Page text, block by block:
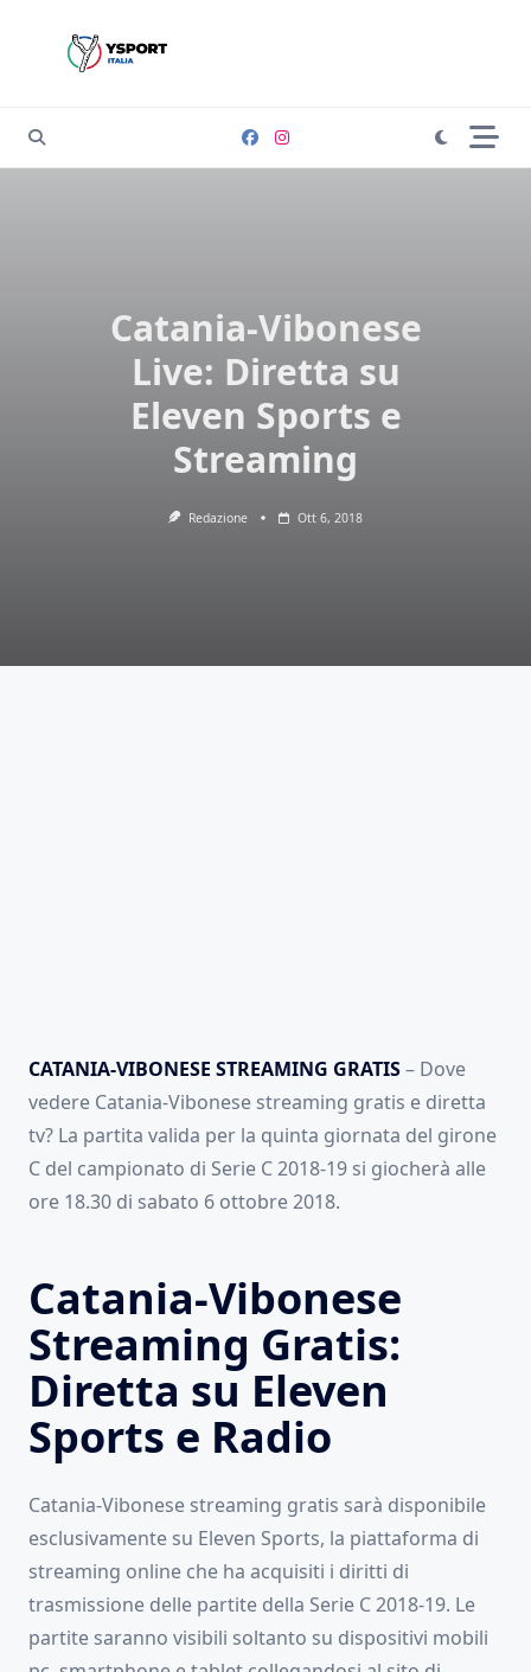
Catania-Vibonese
Live: Diretta su
Eleven Sports e
Streaming
Redazione Ott 6, 2018
CATANIA-VIBONESE STREAMING GRATIS– Dove
vedere Catania-Vibonese streaming gratis e diretta
tv? La partita valida per la quinta giornata del girone
C del campionato di Serie C 2018-19 si giocherà alle
ore 18.30 di sabato 6 ottobre 2018.
Catania-Vibonese
Streaming Gratis:
Diretta su Eleven
Sports e Radio
Catania-Vibonese streaming gratis sarà disponibile
esclusivamente su Eleven Sports, la piattaforma di
streaming online che ha acquisiti i diritti di
trasmissione delle partite della Serie C 2018-19. Le
partite saranno visibili soltanto su dispositivi mobili